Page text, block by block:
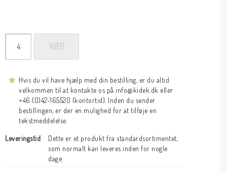
KØB
Hvis du vil have hjælp med din bestilling, er du altid
velkommen til at kontakte os på info@kidek.dk eller
+46 (0)42-165520 (kontortid). Inden du sender
bestillingen, er der en mulighed for at tilføje en
tekstmeddelelse.
Leveringstid
Dette er et produkt fra standardsortimentet,
som normalt kan leveres inden for nogle
dage.